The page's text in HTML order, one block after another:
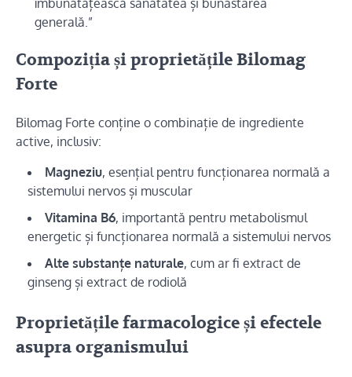
generală.”
Compoziția și proprietățile Bilomag
Forte
Bilomag Forte conține o combinație de ingrediente
active, inclusiv:
Magneziu, esențial pentru funcționarea normală a
sistemului nervos și muscular
Vitamina B6, importantă pentru metabolismul
energetic și funcționarea normală a sistemului nervos
Alte substanțe naturale, cum ar fi extract de
ginseng și extract de rodiolă
Proprietățile farmacologice și efectele
asupra organismului